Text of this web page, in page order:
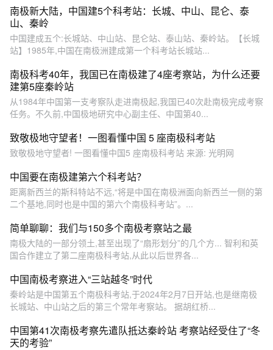
站：建成于1985年2月20
日，位于西南极洲南设得兰
群岛乔治王岛南部，地理坐
标为南纬62°12'59"、西经
58°57'52"。站区平均海拔高
度10米，距北京17501.949
千米。长城站现已初具规
面积4200平方米。 2、中山
站：建成于1989年2月26
日，位于东南极大陆拉斯曼
丘陵，地理坐标为南纬
69°22'24"、东经76°22'40"。
已拥有19座大型建筑，建筑
面积达8500平方米，包括办
公楼、宿舍楼、气象观测
等。 3、昆仑站：于2009年
1月27日在南极内陆冰盖的最
高点冰穹A地区落成，目前建
成的昆仑站主体建筑为钢结
构，工程的建筑面积为236平
方米，包括生活区和科研
区，可供15至20人进行夏季
科考。 4、泰山站：建成于
2014年2月8日，是中国第二
个南极内陆夏季考察站。地
南极新大陆，中国建5个科考站：长城、中山、昆仑、泰
山、秦岭
中国建成五个:长城站、中山站、昆仑站、泰山站、秦岭站。【长城
站】1985年,中国在南极洲建成第一个科考站长城站...
南极科考40年，我国已在南极建了4座考察站，为什么还要
建第5座秦岭站
从1984年中国第一支考察队走进南极起,我国已40次赴南极完成考察
任务。不久前,中国极地研究中心副主任、中国第40...
致敬极地守望者！一图看懂中国 5 座南极科考站
致敬极地守望者! 一图看懂中国5 座南极科考站 来源: 光明网
中国要在南极建第六个科考站？
距离新西兰的斯科特站不远,“将是中国在南极洲面向新西兰一侧的第
二个基地,同时也是中国的第六个南极科考站”。...
简单聊聊：我们与150多个南极考察站之最
南极大陆的一部分领土,甚至出现了“扇形划分”的几个方... 智利和英
国合作建立了第二座南极科考站,从此以后世界各...
中国南极考察进入“三站越冬”时代
秦岭站是中国第五个南极科考站,于2024年2月7日开站,也是继南极
长城站、中山站之后的第三个常年考察站。 据胡红桥...
中国第41次南极考察先遣队抵达秦岭站 考察站经受住了“冬
天的考验”